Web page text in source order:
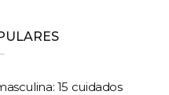
15 cuidados